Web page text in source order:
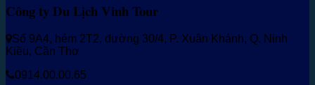
Công ty Du Lịch Vinh Tour
Số 9A4, hẻm 2T2, đường 30/4, P. Xuân Khánh, Q. Ninh
Kiều, Cần Thơ
0914.00.00.65